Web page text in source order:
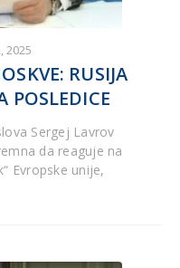
2025
RUSIJA
POSLEDICE
Sergej Lavrov
da reaguje na
Evropske unije,